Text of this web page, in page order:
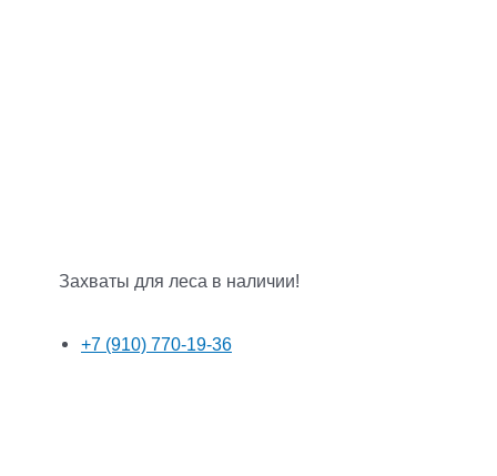
Захваты для леса в наличии!
+7 (910) 770-19-36